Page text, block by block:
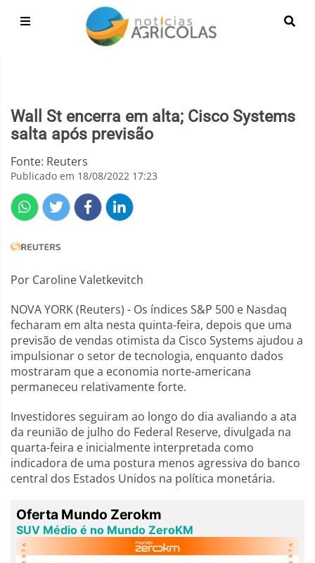
Wall St encerra em alta; Cisco Systems
salta após previsão
Fonte: Reuters
Publicado em 18/08/2022 17:23
Por Caroline Valetkevitch
NOVA YORK (Reuters) - Os índices S&P 500 e Nasdaq
fecharam em alta nesta quinta-feira, depois que uma
previsão de vendas otimista da Cisco Systems ajudou a
impulsionar o setor de tecnologia, enquanto dados
mostraram que a economia norte-americana
permaneceu relativamente forte.
Investidores seguiram ao longo do dia avaliando a ata
da reunião de julho do Federal Reserve, divulgada na
quarta-feira e inicialmente interpretada como
indicadora de uma postura menos agressiva do banco
central dos Estados Unidos na política monetária.